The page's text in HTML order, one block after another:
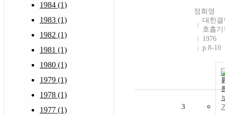
1984 (1)
1983 (1)
1982 (1)
1981 (1)
1980 (1)
1979 (1)
1978 (1)
1977 (1)
정희영
대한결
호흡
1976
p.8-10
3